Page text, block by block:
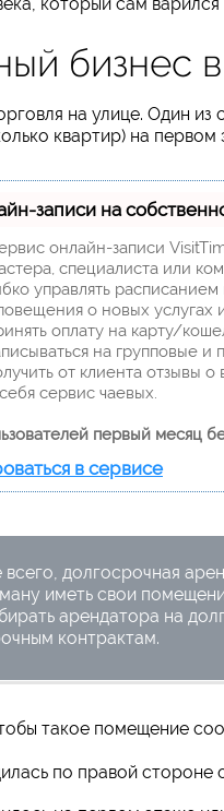
бизнес
на улице. Один из
квартир) на
записи на
онлайн-записи
специалиста или
управлять расписанием
о новых услугах
оплату на карту/
на групповые
от клиента отзывы о
сервис чаевых.
первый месяц
в сервисе
долгосрочная
иметь свои
арендатора на
контрактам.
такое помещение
по правой стороне